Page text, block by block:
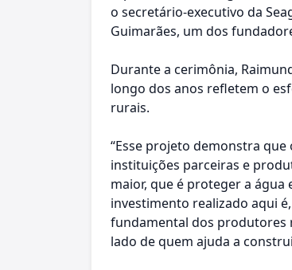
o secretário-executivo da
Guimarães, um dos
Durante a cerimônia,
longo dos anos refletem o
rurais.
“Esse projeto demonstra
instituições parceiras e
maior, que é proteger a
investimento realizado aqui
fundamental dos produtores
lado de quem ajuda a